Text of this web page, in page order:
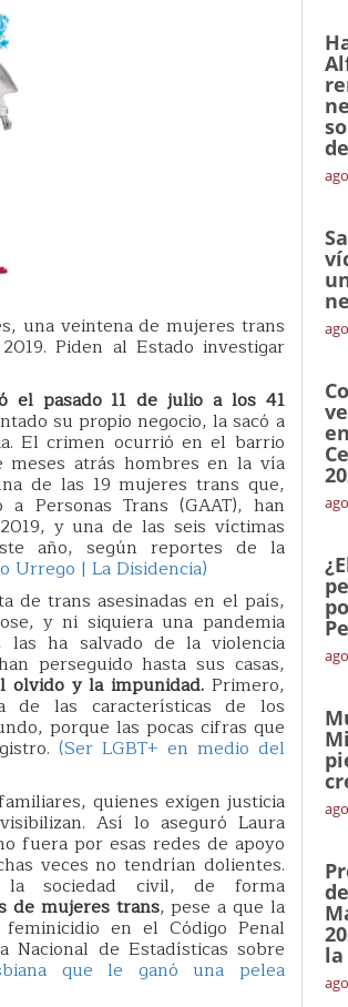
una veintena de mujeres trans
Piden al Estado investigar
el pasado 11 de julio a los 41
su propio negocio, la sacó a
El crimen ocurrió en el barrio
atrás hombres en la vía
de las 19 mujeres trans que,
Personas Trans (GAAT), han
y una de las seis víctimas
año, según reportes de la
Urrego | La Disidencia)
de trans asesinadas en el país,
y ni siquiera una pandemia
las ha salvado de la violencia
perseguido hasta sus casas,
olvido y la impunidad. Primero,
de las características de los
porque las pocas cifras que
(Ser LGBT+ en medio del
quienes exigen justicia
Así lo aseguró Laura
fuera por esas redes de apoyo
veces no tendrían dolientes.
sociedad civil, de forma
de mujeres trans, pese a que la
en el Código Penal
Nacional de Estadísticas sobre
que le ganó una pelea
la